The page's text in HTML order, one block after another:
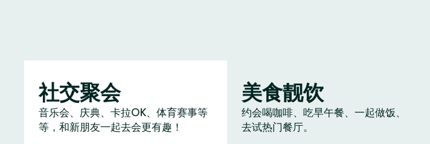
社交聚会
音乐会、庆典、卡拉OK、体育赛事等
等，和新朋友一起去会更有趣！
美食靓饮
约会喝咖啡、吃早午餐、一起做饭、
去试热门餐厅。